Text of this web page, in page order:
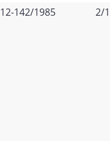
12-142/1985 2/